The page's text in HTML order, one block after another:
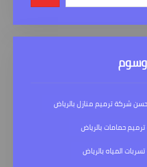
وسوم
شركة ترميم منازل بالرياض
حمامات بالرياض
المياه بالرياض